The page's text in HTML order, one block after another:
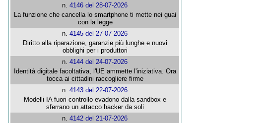
n.4146 del 28-07-2026
La funzione che cancella lo smartphone ti mette nei guai
con la legge
n.4145 del 27-07-2026
Diritto alla riparazione, garanzie più lunghe e nuovi
obblighi per i produttori
n.4144 del 24-07-2026
Identità digitale facoltativa, l'UE ammette l'iniziativa. Ora
tocca ai cittadini raccogliere firme
n.4143 del 22-07-2026
Modelli IA fuori controllo evadono dalla sandbox e
sferrano un attacco hacker da soli
n.4142 del 21-07-2026